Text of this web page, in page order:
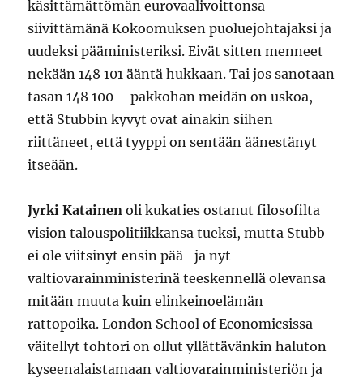
käsittämättömän eurovaalivoittonsa
siivittämänä Kokoomuksen puoluejohtajaksi ja
uudeksi pääministeriksi. Eivät sitten menneet
nekään 148 101 ääntä hukkaan. Tai jos sanotaan
tasan 148 100 – pakkohan meidän on uskoa,
että Stubbin kyvyt ovat ainakin siihen
riittäneet, että tyyppi on sentään äänestänyt
itseään.
Jyrki Katainen oli kukaties ostanut filosofilta
vision talouspolitiikkansa tueksi, mutta Stubb
ei ole viitsinyt ensin pää- ja nyt
valtiovarainministerinä teeskennellä olevansa
mitään muuta kuin elinkeinoelämän
rattopoika. London School of Economicsissa
väitellyt tohtori on ollut yllättävänkin haluton
kyseenalaistamaan valtiovarainministeriön ja